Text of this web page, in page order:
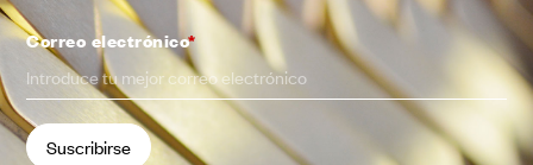
Correo electrónico*